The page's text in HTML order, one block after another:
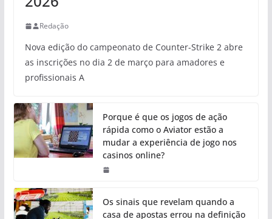
Redação
Nova edição do campeonato de Counter-Strike 2 abre
as inscrições no dia 2 de março para amadores e
profissionais A
Porque é que os jogos de ação
rápida como o Aviator estão a
mudar a experiência de jogo nos
casinos online?
Os sinais que revelam quando a
casa de apostas errou na definição